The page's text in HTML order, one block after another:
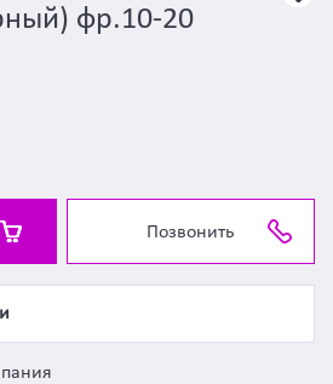
фр.10-20
Позвонить